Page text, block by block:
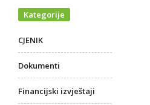
Kategorije
CJENIK
Dokumenti
Financijski izvještaji